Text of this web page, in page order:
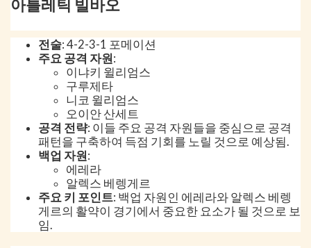
아틀레틱 빌바오
전술: 4-2-3-1 포메이션
주요 공격 자원:
이냐키 윌리엄스
구루제타
니코 윌리엄스
오이안 산세트
공격 전략: 이들 주요 공격 자원들을 중심으로 공격
패턴을 구축하여 득점 기회를 노릴 것으로 예상됨.
백업 자원:
에레라
알렉스 베렝게르
주요 키 포인트: 백업 자원인 에레라와 알렉스 베렝
게르의 활약이 경기에서 중요한 요소가 될 것으로 보
임.